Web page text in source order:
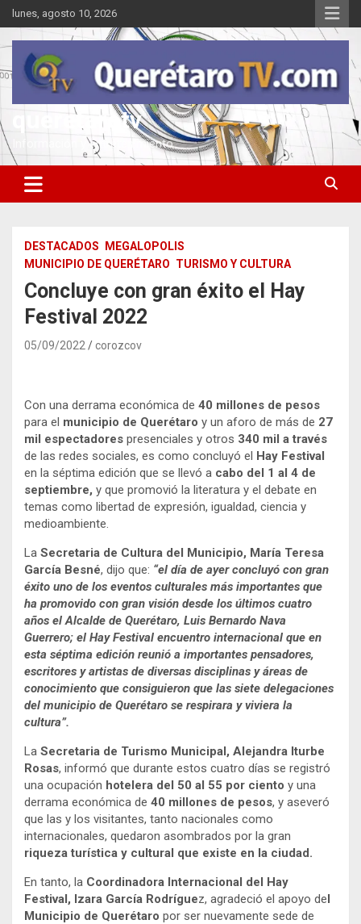
Saltar
al
contenido
lunes, agosto 10, 2026
queretarotv
Información y entretenimiento
DESTACADOS
MEGALOPOLIS
MUNICIPIO DE QUERÉTARO TURISMO Y CULTURA
Concluye con gran éxito el Hay
Festival 2022
05/09/2022 corozcov
Con una derrama económica de 40 millones de pesos
para el municipio de Querétaro y un aforo de más de 27
mil espectadores presenciales y otros 340 mil a través
de las redes sociales, es como concluyó el Hay Festival
en la séptima edición que se llevó a cabo del 1 al 4 de
septiembre, y que promovió la literatura y el debate en
temas como libertad de expresión, igualdad, ciencia y
medioambiente.
La Secretaria de Cultura del Municipio, María Teresa
García Besné, dijo que: “el día de ayer concluyó con gran
éxito uno de los eventos culturales más importantes que
ha promovido con gran visión desde los últimos cuatro
años el Alcalde de Querétaro, Luis Bernardo Nava
Guerrero; el Hay Festival encuentro internacional que en
esta séptima edición reunió a importantes pensadores,
escritores y artistas de diversas disciplinas y áreas de
conocimiento que consiguieron que las siete delegaciones
del municipio de Querétaro se respirara y viviera la
cultura”.
La Secretaria de Turismo Municipal, Alejandra Iturbe
Rosas, informó que durante estos cuatro días se registró
una ocupación hotelera del 50 al 55 por ciento y una
derrama económica de 40 millones de pesos, y aseveró
que las y los visitantes, tanto nacionales como
internacionales, quedaron asombrados por la gran
riqueza turística y cultural que existe en la ciudad.
En tanto, la Coordinadora Internacional del Hay
Festival, Izara García Rodríguez, agradeció el apoyo del
Municipio de Querétaro por ser nuevamente sede de